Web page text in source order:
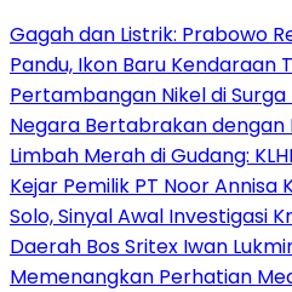
Gagah dan Listrik: Prabowo
Pandu, Ikon Baru Kendaraan
Pertambangan Nikel di
Negara Bertabrakan dengan
Limbah Merah di Gudang:
Kejar Pemilik PT Noor Annisa
Solo, Sinyal Awal Investigasi
Daerah Bos Sritex Iwan
Memenangkan Perhatian